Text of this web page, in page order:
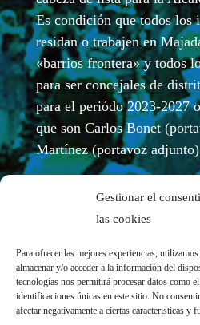
Gestionar el
las cookies
Para ofrecer las mejores experiencias,
almacenar y/o acceder a la información del
tecnologías nos permitirá procesar datos como
identificaciones únicas en este sitio. No
afectar negativamente a ciertas características y
Es condición que todos los
residan o trabajen en
«barrios frontera» y todos
para ser concejales de
para el periódo 2023-2027
que son Carlos Bonet
Martínez (portavoz